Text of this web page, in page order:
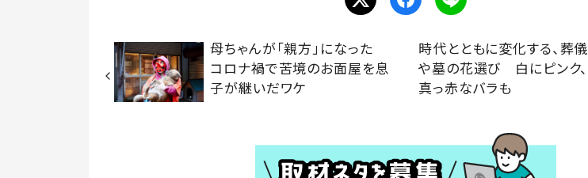
母ちゃんが「親方」になった
コロナ禍で苦境のお面屋を息
子が継いだワケ
時代とともに変化する、葬儀
や墓の花選び 白にピンク、
真っ赤なバラも